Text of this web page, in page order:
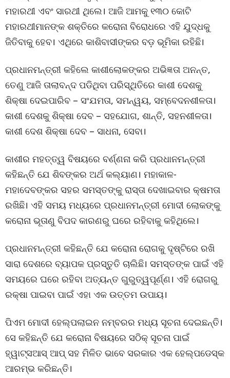
ମହାରଥୀ ଏବଂ ସାରଥୀ ଥିଲେ। ଆଜି ଆମକୁ ୧୩୦ କୋଟି
ମହାରଥୀମାନଙ୍କ ଶକ୍ତିରେ କରୋନା ବିରୋଧରେ ଏହି ଯୁଦ୍ଧକୁ
ଜିତିବାକୁ ହେବ। ଏଥିରେ କାଶିବାସୀଙ୍କର ବଡ଼ ଭୂମିକା ରହିଛି।
ପ୍ରଧାନମନ୍ତ୍ରୀ କହିଲେ କାଶୀଲୋକଙ୍କର ଅଭିଜ୍ଞତା ଅନନ୍ତ,
ତେଣୁ ଆଜି ତାଲାବନ୍ଦ ପଡିଥିବା ପରିସ୍ଥିତିରେ କାଶୀ ଦେଶକୁ
ଶିକ୍ଷା ଦେଇପାରିବ – ସଂଯମତା, ସମନ୍ୱୟ, ସମ୍ବେଦନଶୀଳତା।
କାଶୀ ଦେଶକୁ ଶିକ୍ଷା ଦେବ – ସହଯୋଗ, ଶାନ୍ତି, ସହନଶୀଳତା।
କାଶୀ ଦେଶ ଶିକ୍ଷା ଦେବ – ସାଧନା, ସେବା।
କାଶୀର ମହତ୍ତ୍ୱ ବିଷୟରେ ବର୍ଣ୍ଣନା କରି ପ୍ରଧାନମନ୍ତ୍ରୀ
କହିଛନ୍ତି ଯେ ଶିବଙ୍କର ଅର୍ଥ କଲ୍ୟାଣ। ମହାକାଳ-
ମହାଦେବଙ୍କର ସହର ସମସ୍ତଙ୍କୁ ରାସ୍ତା ଦେଖାଇବାର କ୍ଷମତା
ରଖିଛି। ଏହି ସମୟ ମଧ୍ୟରେ ପ୍ରଧାନମନ୍ତ୍ରୀ ମୋଦୀ ଲୋକଙ୍କୁ
କରୋନା ଭୂତାଣୁ ବିପଦ କାରଣରୁ ଘରେ ରହିବାକୁ କହିଥିଲେ।
ପ୍ରଧାନମନ୍ତ୍ରୀ କହିଛନ୍ତି ଯେ କରୋନା ରୋଗକୁ ଦୃଷ୍ଟିରେ ରଖି
ସାରା ଦେଶରେ ବ୍ୟାପକ ପ୍ରସ୍ତୁତି ଚାଲିଛି। ସମସ୍ତଙ୍କ ପାଇଁ ଏହି
ସମୟରେ ଘରେ ରହିବା ଅତ୍ୟନ୍ତ ଗୁରୁତ୍ୱପୂର୍ଣ୍ଣ। ଏହି ରୋଗରୁ
ରକ୍ଷା ପାଇବା ପାଇଁ ଏହା ଏକ ଉତ୍ତମ ଉପାୟ।
ପିଏମ ମୋଦୀ ହେଲ୍ପଲାଇନ ନମ୍ବରର ମଧ୍ୟ ସୂଚନା ଦେଇଛନ୍ତି।
ସେ କହିଛନ୍ତି ଯେ କରୋନା ବିଷୟରେ ସଠିକ୍ ସୂଚନା ପାଇଁ
ହ୍ୱାଟ୍ସଆସ୍ ଆପ୍ ସହ ମିଳିତ ଭାବେ ସରକାର ଏକ ହେଲ୍ପଡେସ୍କ
ଆରମ୍ଭ କରିଛନ୍ତି।